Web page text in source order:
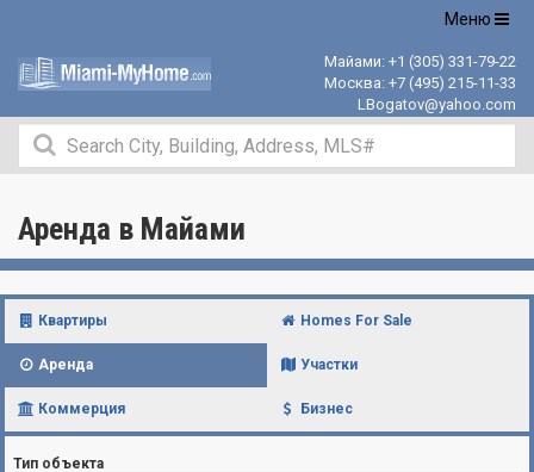
Открыть
Меню
Майами: +1 (305) 331-79-22
Москва: +7 (495) 215-11-33
LBogatov@yahoo.com
Аренда в Майами
Квартиры Homes For Sale
Аренда Участки
Коммерция Бизнес
Тип объекта